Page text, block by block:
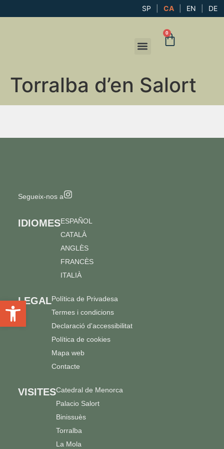
SP CA EN DE
0
Torralba d’en Salort
Segueix-nos a
VISITESCatedral de Menorca
Palacio Salort
Binissuès
Torralba
La Mola
IDIOMESESPAÑOL
CATALÀ
ANGLÈS
FRANCÈS
ITALIÀ
LEGALPolítica de Privadesa
Termes i condicions
Declaració d'accessibilitat
Política de cookies
Mapa web
Contacte
Obre la barra d'eines